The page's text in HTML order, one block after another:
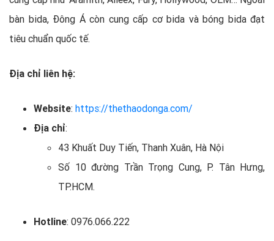
bàn bida, Đông Á còn cung cấp cơ bida và bóng bida đạt
tiêu chuẩn quốc tế.
Địa chỉ liên hệ:
Website: https://thethaodonga.com/
Địa chỉ:
43 Khuất Duy Tiến, Thanh Xuân, Hà Nội
Số 10 đường Trần Trọng Cung, P. Tân Hưng,
TP.HCM.
Hotline: 0976.066.222